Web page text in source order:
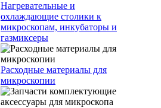
Нагревательные и
охлаждающие столики к
микроскопам, инкубаторы и
газмиксеры
Расходные материалы для
микроскопии